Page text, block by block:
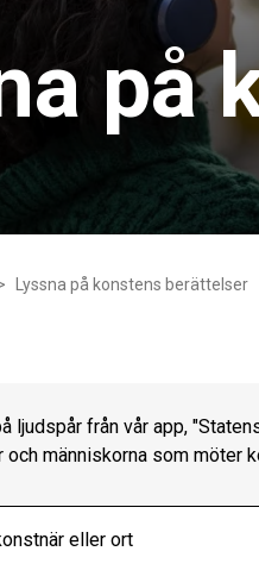
på
Lyssna på konstens berättelser
ljudspår från vår app,
och människorna som möter